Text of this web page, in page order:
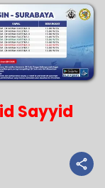
Sayyid